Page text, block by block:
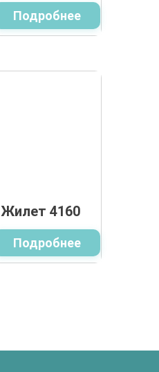
Подробнее
Жилет 4160
Подробнее